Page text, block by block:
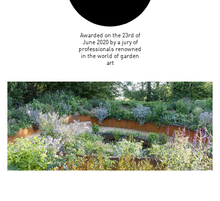
Awarded on the 23rd of
June 2020 by a jury of
professionals renowned
in the world of garden
art